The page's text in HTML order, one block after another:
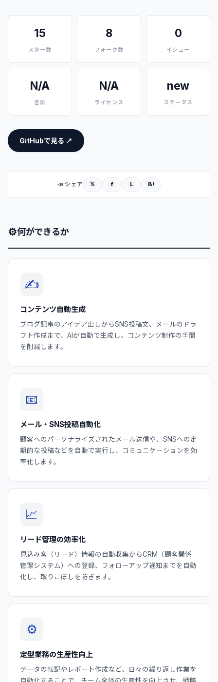
15
スター数
8
フォーク数
0
イシュー
N/A
言語
N/A
ライセンス
new
ステータス
GitHubで見る ↗
📣 シェア 𝕏 f L B!
⚙何ができるか
✍️
コンテンツ自動生成
ブログ記事のアイデア出しからSNS投稿文、メールのドラ
フト作成まで、AIが自動で生成し、コンテンツ制作の手間
を削減します。
📧
メール・SNS投稿自動化
顧客へのパーソナライズされたメール送信や、SNSへの定
期的な投稿などを自動で実行し、コミュニケーションを効
率化します。
📈
リード管理の効率化
見込み客（リード）情報の自動収集からCRM（顧客関係
管理システム）への登録、フォローアップ通知までを自動
化し、取りこぼしを防ぎます。
⚙️
定型業務の生産性向上
データの転記やレポート作成など、日々の繰り返し作業を
自動化することで、チーム全体の生産性を向上させ、戦略